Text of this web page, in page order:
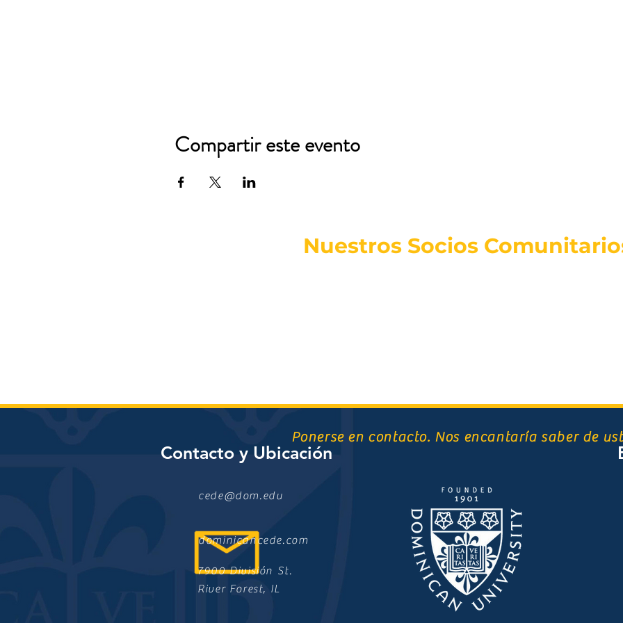
Compartir este evento
Nuestros Socios
Ponerse en contacto. Nos encantaría saber de
Contacto y Ubicación
cede@dom.edu
dominicancede.com
7900 División St.
River Forest, IL